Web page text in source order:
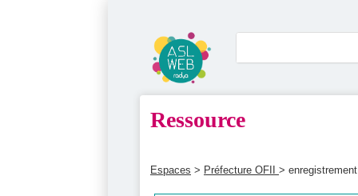
Ressource
Espaces > Préfecture OFII >